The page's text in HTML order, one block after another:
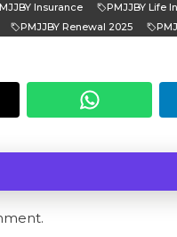
Insurance PMJJBY Life
PMJJBY Renewal 2025